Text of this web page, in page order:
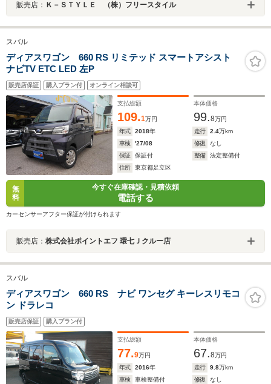
販売店： Ｋ－ＳＴＹＬＥ （株）フリースタイル
スバル
ディアスワゴン 660 RS リミテッド スマートアシスト
ナビTV ETC LED 左P
販売店保証 購入プラン付 オンライン相談可
支払総額
109.1万円
本体価格
99.8万円
年式
2018年 走行 2.4万km
車検
'27/08 修復
なし
保証
保証付 整備
法定整備付
住所
東京都足立区
無
料
今すぐ在庫確認・見積依頼
電話する
カーセンサーアフター保証が付けられます
販売店： 株式会社ポイントエフ 環七Ｊクルー店
スバル
ディアスワゴン 660 RS ナビ ワンセグ キーレスリモコ
ン ドラレコ
販売店保証 購入プラン付
支払総額
77.9万円
本体価格
67.8万円
年式
2016年 走行 9.8万km
車検
車検整備付 修復 なし